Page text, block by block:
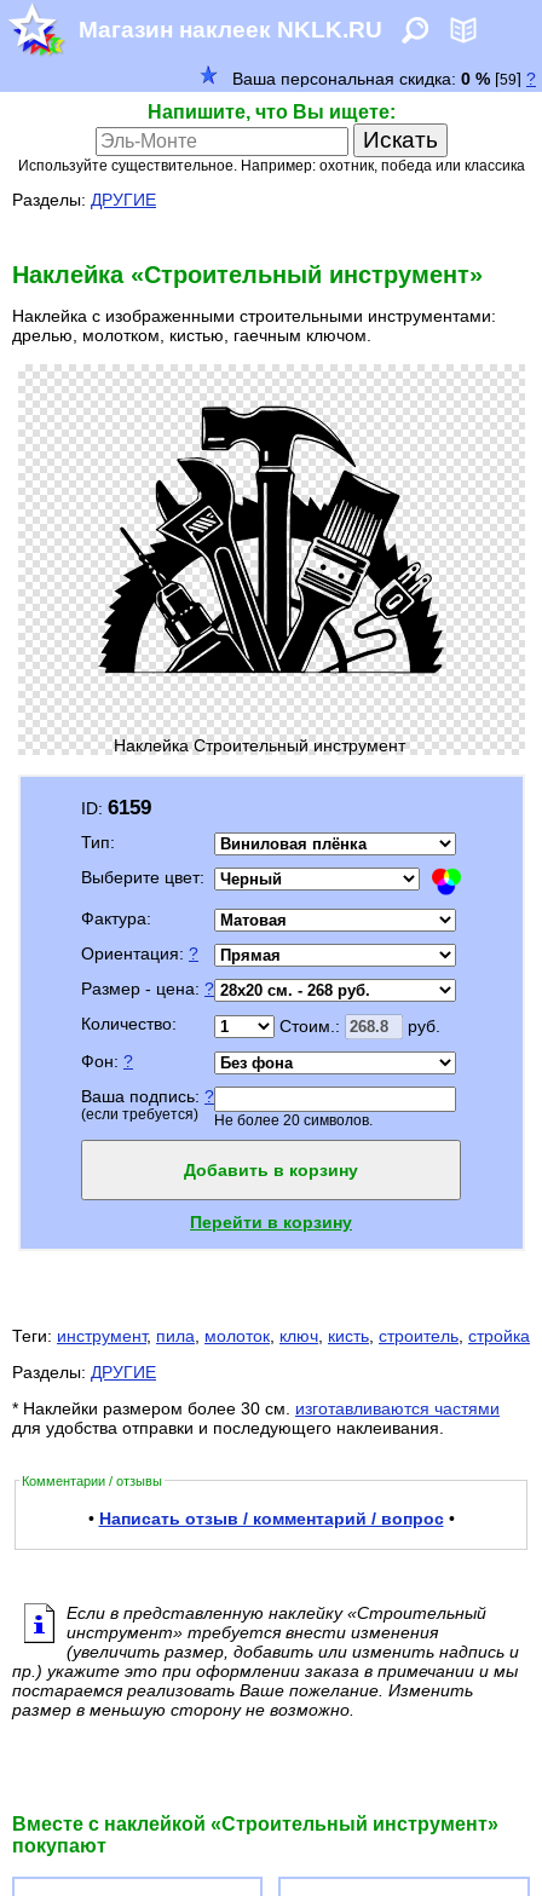
Магазин наклеек NKLK.RU
Напишите, что Вы ищете:
Используйте существительное. Например: охотник, победа или классика
Разделы: ДРУГИЕ
Наклейка «Строительный инструмент»
Наклейка с изображенными строительными инструментами:
дрелью, молотком, кистью, гаечным ключом.
Наклейка Строительный инструмент
ID: 6159
Тип:
Выберите цвет:
Фактура:
Ориентация: ?
Размер - цена: ?
Количество:
Стоим.:
руб.
Фон: ?
Ваша подпись: ?
(если требуется) Не более 20 символов.
Добавить в корзину
Перейти в корзину
Теги: инструмент, пила молоток ключ кисть строитель стройка
Разделы: ДРУГИЕ
* Наклейки размером более 30 см. изготавливаются частями
для удобства отправки и последующего наклеивания.
Комментарии / отзывы
• Написать отзыв / комментарий / вопрос•
Если в представленную наклейку «Строительный
инструмент» требуется внести изменения
(увеличить размер, добавить или изменить надпись и
пр.) укажите это при оформлении заказа в примечании и мы
постараемся реализовать Ваше пожелание. Изменить
размер в меньшую сторону не возможно.
Вместе с наклейкой «Строительный инструмент»
покупают